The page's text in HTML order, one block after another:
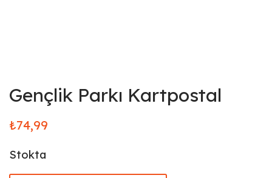
Gençlik Parkı Kartpostal
₺74,99
Stokta